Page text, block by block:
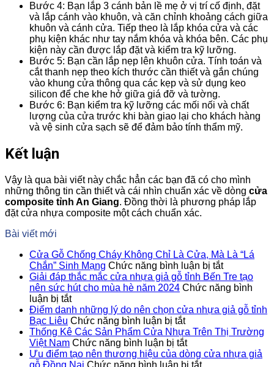
Bước 4: Bạn lắp 3 cánh bản lề mẹ ở vị trí cố định, đặt
và lắp cánh vào khuôn, và căn chỉnh khoảng cách giữa
khuôn và cánh cửa. Tiếp theo là lắp khóa cửa và các
phụ kiện khác như tay nắm khóa và khóa bên. Các phụ
kiện này cần được lắp đặt và kiểm tra kỹ lưỡng.
Bước 5: Bạn cần lắp nẹp lên khuôn cửa. Tính toán và
cắt thanh nẹp theo kích thước cần thiết và gắn chúng
vào khung cửa thông qua các kẹp và sử dụng keo
silicon để che khe hở giữa giá đỡ và tường.
Bước 6: Bạn kiểm tra kỹ lưỡng các mối nối và chất
lượng của cửa trước khi bàn giao lại cho khách hàng
và vệ sinh cửa sạch sẽ để đảm bảo tính thẩm mỹ.
Kết luận
Vậy là qua bài viết này chắc hẳn các bạn đã có cho mình
những thông tin cần thiết và cái nhìn chuẩn xác về dòng cửa
composite tỉnh An Giang. Đồng thời là phương pháp lắp
đặt cửa nhựa composite một cách chuẩn xác.
Bài viết mới
Cửa Gỗ Chống Cháy Không Chỉ Là Cửa, Mà Là “Lá
Chắn” Sinh Mạng Chức năng bình luận bị tắtở
Cửa
Gỗ
Cháy
Chỉ
Cửa,
Giải đáp thắc mắc cửa nhựa giả gỗ tỉnh Bến Tre tạo
nên sức hút cho mùa hè năm 2024 Chức năng bình
luận bị tắtở
Giải
đáp
thắc
mắc
cửa
nhựa
Điểm danh những lý do nên chọn cửa nhựa giả gỗ tỉnh
Bạc Liêu Chức năng bình luận bị tắtở
Điểm
danh
những
lý
Thống Kê Các Sản Phẩm Cửa Nhựa Trên Thị Trường
Việt Nam Chức năng bình luận bị tắtở
Thống
Kê
Ưu điểm tạo nên thương hiệu của dòng cửa nhựa giả
ở